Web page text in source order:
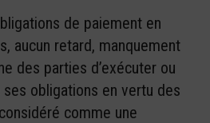
de paiement en
aucun retard, manquement
des parties d’exécuter ou
ses obligations en vertu des
comme une